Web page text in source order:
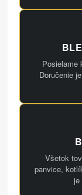
Posielame
Doručenie
Všetok
panvice,
je